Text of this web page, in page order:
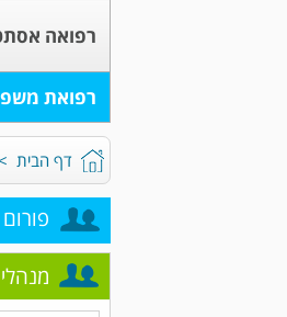
רפואה
רפואת
דף הבית